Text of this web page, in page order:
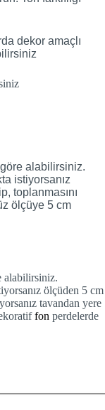
dekor amaçlı
alabilirsiniz.
istiyorsanız
toplanmasını
ölçüye 5 cm
alabilirsiniz.
ölçüden 5 cm
tavandan yere
fon perdelerde